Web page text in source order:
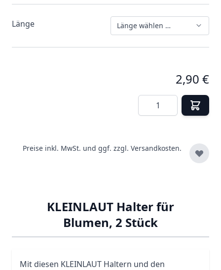
Länge Länge wählen …
2,90 €
Menge
Preise inkl. MwSt. und ggf. zzgl. Versandkosten.
KLEINLAUT Halter für
Blumen, 2 Stück
Mit diesen KLEINLAUT Haltern und den